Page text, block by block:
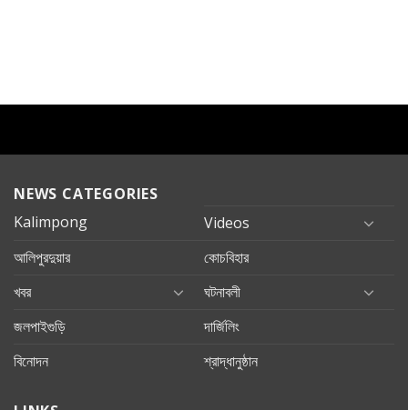
NEWS CATEGORIES
Kalimpong
Videos
আলিপুরদুয়ার
কোচবিহার
খবর
ঘটনাবলী
জলপাইগুড়ি
দার্জিলিং
বিনোদন
শ্রাদ্ধানুষ্ঠান